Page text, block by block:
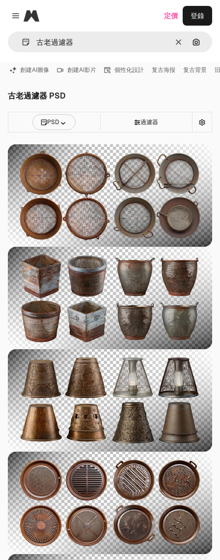
Close menu
Magnific
清除 通過圖
定價 登錄
創建AI圖像 創建AI影片 個性化設計 复古海报 复古背景
古老過濾器 PSD
PSD 過濾器